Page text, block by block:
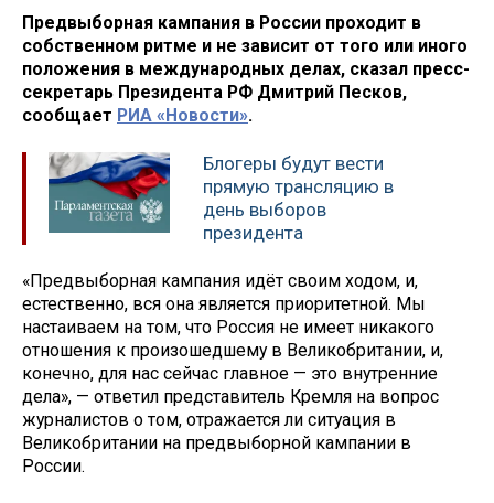
Предвыборная кампания в России проходит в
собственном ритме и не зависит от того или иного
положения в международных делах, сказал пресс-
секретарь Президента РФ Дмитрий Песков,
сообщает РИА «Новости».
Блогеры будут вести
прямую трансляцию в
день выборов
президента
«Предвыборная кампания идёт своим ходом, и,
естественно, вся она является приоритетной. Мы
настаиваем на том, что Россия не имеет никакого
отношения к произошедшему в Великобритании, и,
конечно, для нас сейчас главное — это внутренние
дела», — ответил представитель Кремля на вопрос
журналистов о том, отражается ли ситуация в
Великобритании на предвыборной кампании в
России.